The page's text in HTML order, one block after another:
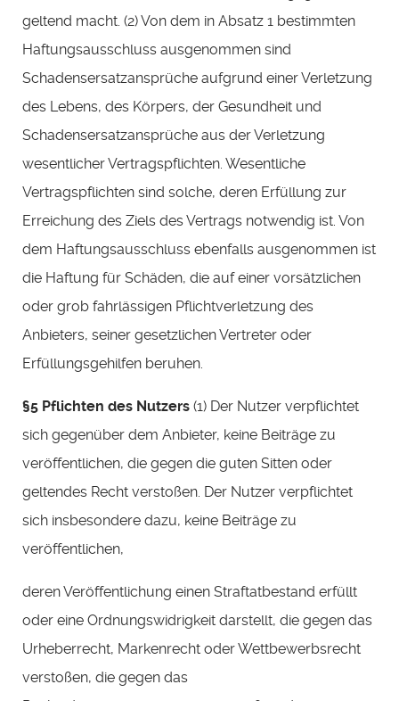
geltend macht. (2) Von dem in Absatz 1 bestimmten
Haftungsausschluss ausgenommen sind
Schadensersatzansprüche aufgrund einer Verletzung
des Lebens, des Körpers, der Gesundheit und
Schadensersatzansprüche aus der Verletzung
wesentlicher Vertragspflichten. Wesentliche
Vertragspflichten sind solche, deren Erfüllung zur
Erreichung des Ziels des Vertrags notwendig ist. Von
dem Haftungsausschluss ebenfalls ausgenommen ist
die Haftung für Schäden, die auf einer vorsätzlichen
oder grob fahrlässigen Pflichtverletzung des
Anbieters, seiner gesetzlichen Vertreter oder
Erfüllungsgehilfen beruhen.
§5 Pflichten des Nutzers (1) Der Nutzer verpflichtet
sich gegenüber dem Anbieter, keine Beiträge zu
veröffentlichen, die gegen die guten Sitten oder
geltendes Recht verstoßen. Der Nutzer verpflichtet
sich insbesondere dazu, keine Beiträge zu
veröffentlichen,
deren Veröffentlichung einen Straftatbestand erfüllt
oder eine Ordnungswidrigkeit darstellt, die gegen das
Urheberrecht, Markenrecht oder Wettbewerbsrecht
verstoßen, die gegen das